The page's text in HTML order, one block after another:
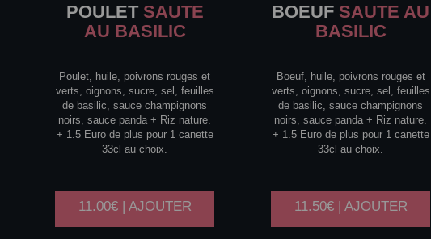
POULETSAUTE
AU BASILIC
Poulet, huile, poivrons rouges et
verts, oignons, sucre, sel, feuilles
de basilic, sauce champignons
noirs, sauce panda + Riz nature.
+ 1.5 Euro de plus pour 1 canette
33cl au choix.
11.00€ | AJOUTER
BOEUF SAUTE AU
BASILIC
Boeuf, huile, poivrons rouges et
verts, oignons, sucre, sel, feuilles
de basilic, sauce champignons
noirs, sauce panda + Riz nature.
+ 1.5 Euro de plus pour 1 canette
33cl au choix.
11.50€ | AJOUTER